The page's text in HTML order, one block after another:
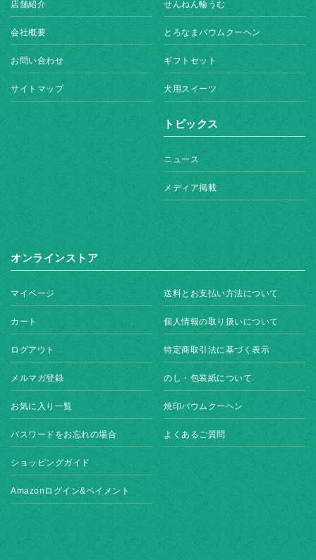
店舗紹介
会社概要
お問い合わせ
サイトマップ
せんねん輪うむ
とろなまバウムクーヘン
ギフトセット
犬用スイーツ
トピックス
ニュース
メディア掲載
オンラインストア
マイページ
カート
ログアウト
メルマガ登録
お気に入り一覧
パスワードをお忘れの場合
ショッピングガイド
Amazonログイン&ペイメント
送料とお支払い方法について
個人情報の取り扱いについて
特定商取引法に基づく表示
のし・包装紙について
焼印バウムクーヘン
よくあるご質問